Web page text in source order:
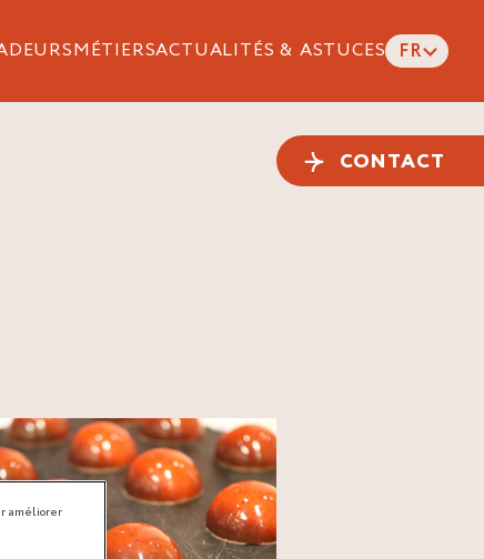
MÉTIERSACTUALITÉS & ASTUCES FR
CONTACT
améliorer